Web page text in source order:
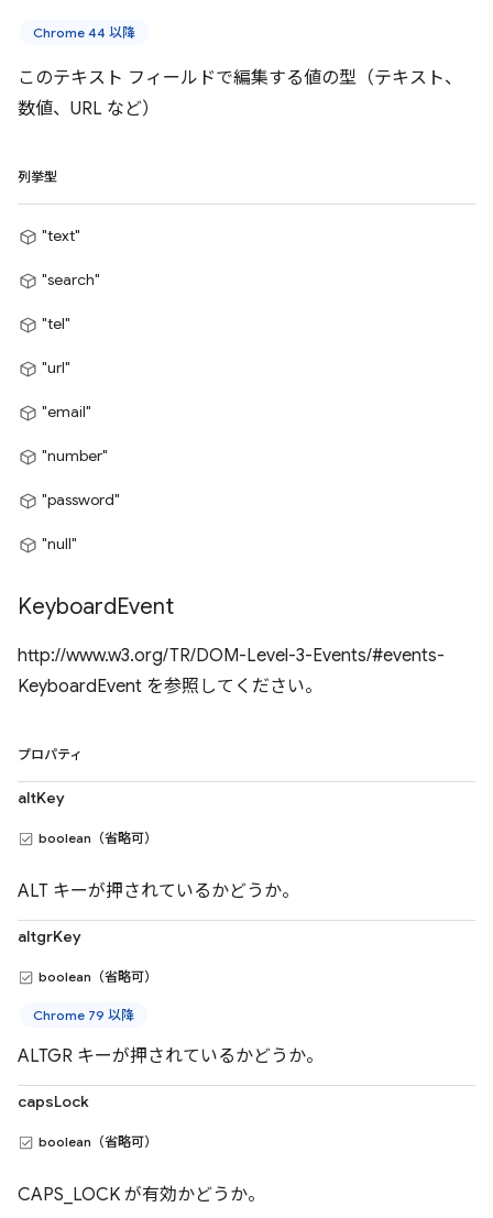
Chrome 44 以降
このテキスト フィールドで編集する値の型（テキスト、
数値、URL など）
列挙型
"text"
"search"
"tel"
"url"
"email"
"number"
"password"
"null"
KeyboardEvent
http://www.w3.org/TR/DOM-Level-3-Events/#events-
KeyboardEvent を参照してください。
プロパティ
altKey
boolean（省略可）
ALT キーが押されているかどうか。
altgrKey
boolean（省略可）
Chrome 79 以降
ALTGR キーが押されているかどうか。
capsLock
boolean（省略可）
CAPS_LOCK が有効かどうか。